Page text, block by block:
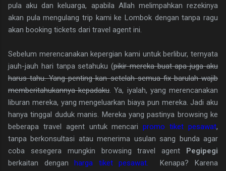
pula aku dan keluarga, apabila Allah melimpahkan rezekinya
akan pula mengulang trip kami ke Lombok dengan tanpa ragu
akan booking tickets dari travel agent ini.
Sebelum merencanakan kepergian kami untuk berlibur, ternyata
jauh-jauh hari tanpa setahuku (pikir mereka buat apa juga aku
harus tahu. Yang penting kan setelah semua fix barulah wajib
memberitahukannya kepadaku. Ya, iyalah, yang merencanakan
liburan mereka, yang mengeluarkan biaya pun mereka. Jadi aku
hanya tinggal duduk manis. Mereka yang pastinya browsing ke
beberapa travel agent untuk mencaripromo tiket pesawat,
tanpa berkonsultasi atau menerima usulan sang bunda agar
coba sesegera mungkin browsing travel agent Pegipegi
berkaitan denganharga tiket pesawat.
Kenapa? Karena